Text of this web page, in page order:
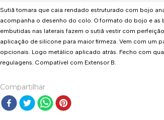
Sutiã tomara que caia rendado estruturado com bojo
acompanha o desenho do colo. O formato do bojo e as
embutidas nas laterais fazem o sutiã vestir com
aplicação de silicone para maior firmeza. Vem com um
opcionais. Logo metálico aplicado atrás. Fecho com
regulagens. Compatível com Extensor B.
Compartilhar